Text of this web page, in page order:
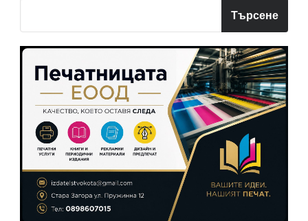
Търсене